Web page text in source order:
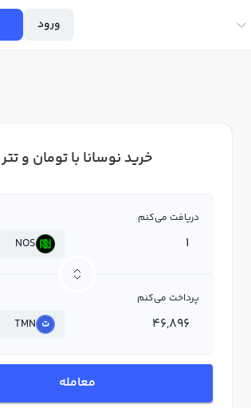
ورود
خرید نوسانا با تومان و تتر
دریافت می‌کنم
NOS
پرداخت می‌کنم
TMN
معامله